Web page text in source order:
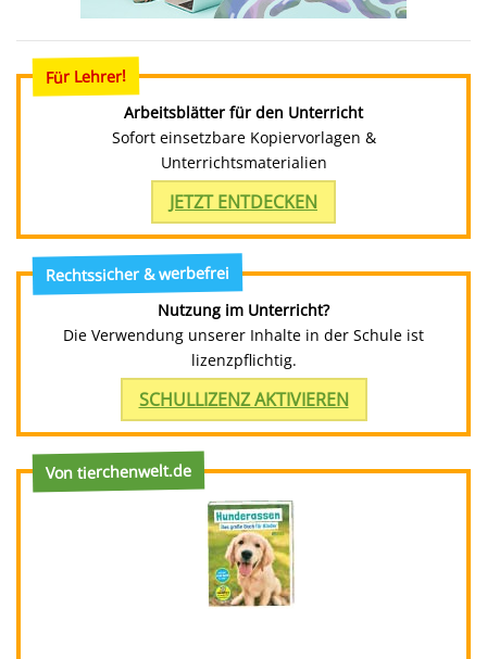
Für Lehrer!
Arbeitsblätter für den Unterricht
Sofort einsetzbare Kopiervorlagen &
Unterrichtsmaterialien
JETZT ENTDECKEN
Rechtssicher & werbefrei
Nutzung im Unterricht?
Die Verwendung unserer Inhalte in der Schule ist
lizenzpflichtig.
SCHULLIZENZ AKTIVIEREN
Von tierchenwelt.de